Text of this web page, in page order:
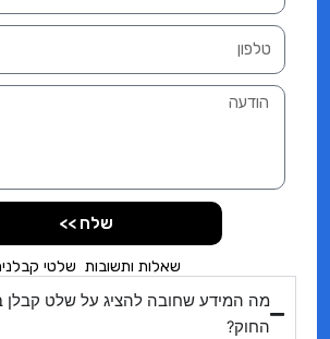
שלח >>
שאלות ותשובות שלטי קבלנים
מה המידע שחובה להציג על שלט קבלן
החוק?